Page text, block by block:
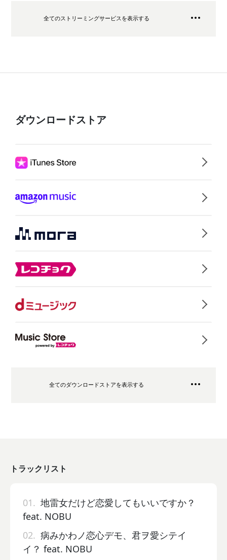
全てのストリーミングサービスを表示する
ダウンロードストア
全てのダウンロードストアを表示する
トラックリスト
01. 地雷女だけど恋愛してもいいですか？
feat. NOBU
02. 病みかわノ恋心デモ、君ヲ愛シテイ
イ？ feat. NOBU